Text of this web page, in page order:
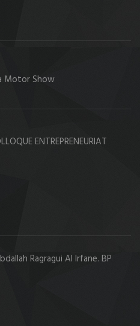
Motor Show
ENTREPRENEURIAT
Ragragui Al Irfane. BP